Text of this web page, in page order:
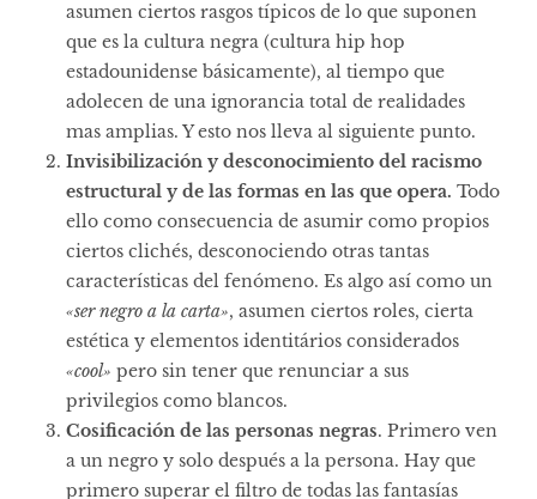
asumen ciertos rasgos típicos de lo que suponen
que es la cultura negra (cultura hip hop
estadounidense básicamente), al tiempo que
adolecen de una ignorancia total de realidades
mas amplias. Y esto nos lleva al siguiente punto.
Invisibilización y desconocimiento del racismo
estructural y de las formas en las que opera. Todo
ello como consecuencia de asumir como propios
ciertos clichés, desconociendo otras tantas
características del fenómeno. Es algo así como un
«ser negro a la carta», asumen ciertos roles, cierta
estética y elementos identitários considerados
«cool» pero sin tener que renunciar a sus
privilegios como blancos.
Cosificación de las personas negras. Primero ven
a un negro y solo después a la persona. Hay que
primero superar el filtro de todas las fantasías